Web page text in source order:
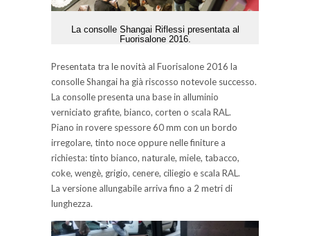
La consolle Shangai Riflessi presentata al
Fuorisalone 2016.
Presentata tra le novità al Fuorisalone 2016 la
consolle Shangai ha già riscosso notevole successo.
La consolle presenta una base in alluminio
verniciato grafite, bianco, corten o scala RAL.
Piano in rovere spessore 60 mm con un bordo
irregolare, tinto noce oppure nelle finiture a
richiesta: tinto bianco, naturale, miele, tabacco,
coke, wengè, grigio, cenere, ciliegio e scala RAL.
La versione allungabile arriva fino a 2 metri di
lunghezza.